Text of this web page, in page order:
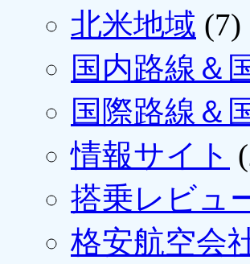
北米地域 (7)
国内路線＆
国際路線＆
情報サイト
搭乗レビュ
格安航空会